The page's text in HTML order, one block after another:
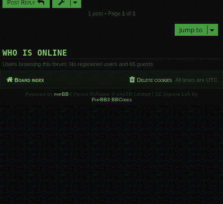
Post Reply
1 post • Page 1 of 1
Jump to
WHO IS ONLINE
Users browsing this forum: No registered users and 65 guests
Board index All times are UTC
Delete cookies
Powered by phpBB ® Forum Software © phpBB Limited | SE Square Left by
PhpBB3 BBCodes